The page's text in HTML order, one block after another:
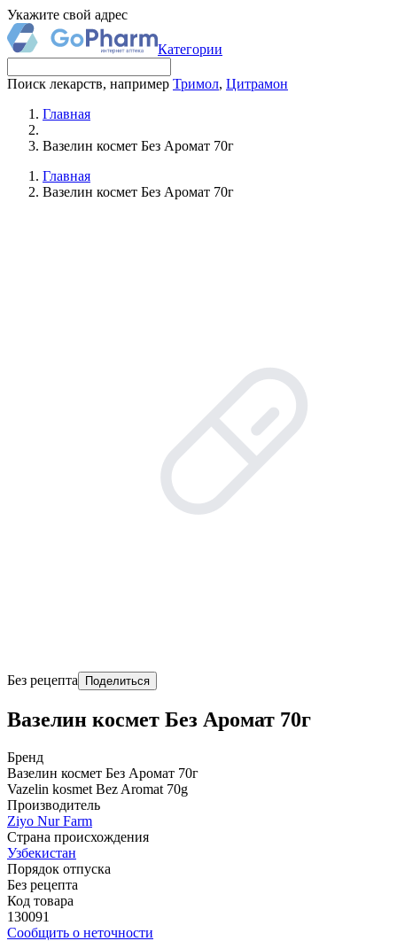
Укажите свой адрес
Категории
Поиск лекарств, например Тримол, Цитрамон
Главная
Вазелин космет Без Аромат 70г
Главная
Вазелин космет Без Аромат 70г
Без рецепта Поделиться
Вазелин космет Без Аромат 70г
Бренд
Вазелин космет Без Аромат 70г
Vazelin kosmet Bez Aromat 70g
Производитель
Ziyo Nur Farm
Страна происхождения
Узбекистан
Порядок отпуска
Без рецепта
Код товара
130091
Сообщить о неточности